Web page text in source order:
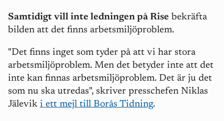
Samtidigt vill inte ledningen på Rise bekräfta
bilden att det finns arbetsmiljöproblem.
"Det finns inget som tyder på att vi har stora
arbetsmiljöproblem. Men det betyder inte att det
inte kan finnas arbetsmiljöproblem. Det är ju det
som nu ska utredas", skriver presschefen Niklas
Jälevik i ett mejl till Borås Tidning.